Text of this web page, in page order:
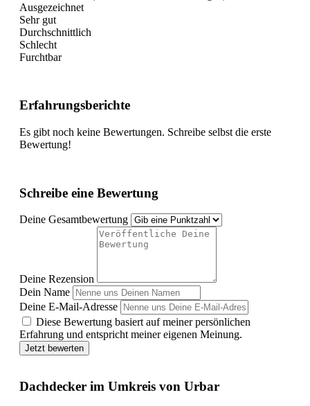
Ausgezeichnet
Sehr gut
Durchschnittlich
Schlecht
Furchtbar
Erfahrungsberichte
Es gibt noch keine Bewertungen. Schreibe selbst die erste
Bewertung!
Schreibe eine Bewertung
Deine Gesamtbewertung
Deine Rezension
Dein Name
Deine E-Mail-Adresse
Diese Bewertung basiert auf meiner persönlichen
Erfahrung und entspricht meiner eigenen Meinung.
Jetzt bewerten
Dachdecker im Umkreis von Urbar